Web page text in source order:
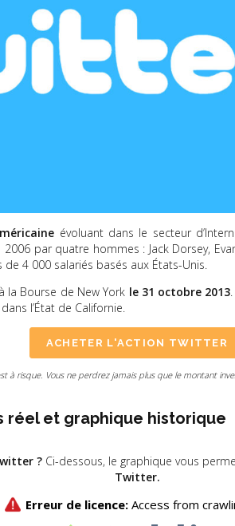
évoluant dans le secteur
par quatre hommes : Jack Dorsey,
4 000 salariés basés aux États-Unis.
la Bourse de New York le 31 octobre 2013
l’État de Californie.
ACHETER L'ACTION TWITTER
à risque. Vous ne perdrez jamais plus que le montant
réel et graphique historique
? Ci-dessous, le graphique vous
Twitter.